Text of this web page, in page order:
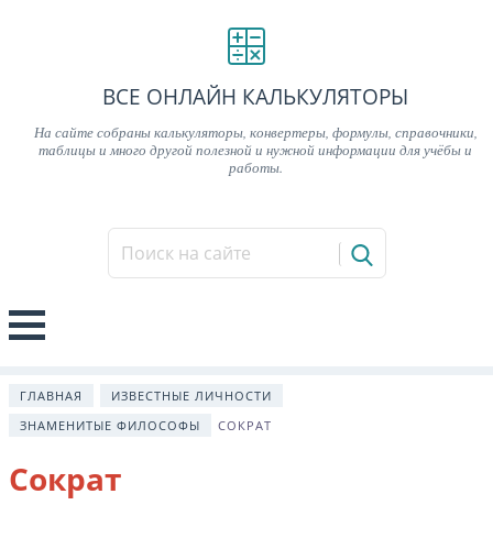
ВСЕ ОНЛАЙН КАЛЬКУЛЯТОРЫ
На сайте собраны калькуляторы, конвертеры, формулы, справочники,
таблицы и много другой полезной и нужной информации для учёбы и
работы.
ГЛАВНАЯ
ИЗВЕСТНЫЕ ЛИЧНОСТИ
ЗНАМЕНИТЫЕ ФИЛОСОФЫ
СОКРАТ
Сократ